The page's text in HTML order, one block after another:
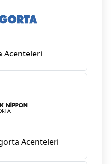
Acenteleri
Acenteleri